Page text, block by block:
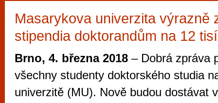
Masarykova univerzita výrazně
stipendia doktorandům na 12
Brno, 4. března 2018 – Dobrá zpráva
všechny studenty doktorského studia
univerzitě (MU). Nově budou dostávat
Průvodce
Brně: Od
Brno je
zajímavé
restaurace,